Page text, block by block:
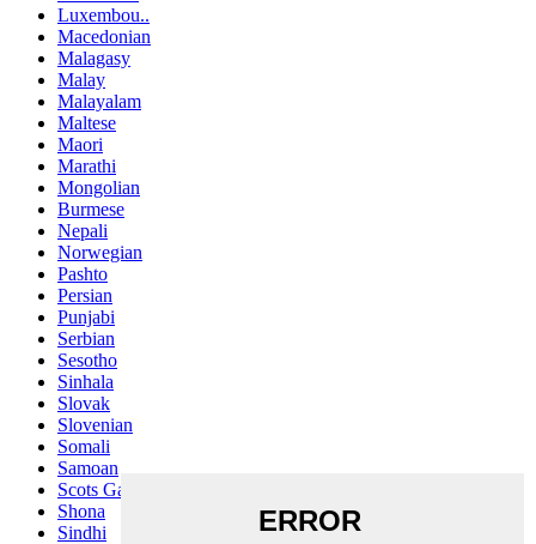
Luxembou..
Macedonian
Malagasy
Malay
Malayalam
Maltese
Maori
Marathi
Mongolian
Burmese
Nepali
Norwegian
Pashto
Persian
Punjabi
Serbian
Sesotho
Sinhala
Slovak
Slovenian
Somali
Samoan
Scots Gaelic
Shona
Sindhi